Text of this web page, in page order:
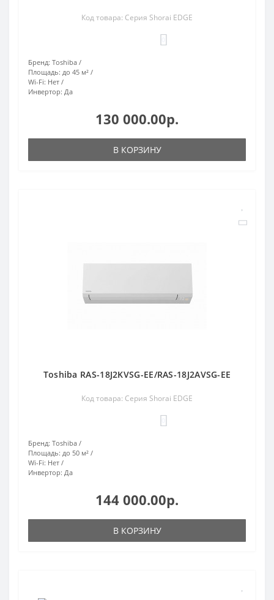
Код товара: Серия Shorai EDGE
Бренд: Toshiba
Площадь: до 45 м²
Wi-Fi: Нет
Инвертор: Да
130 000.00р.
В КОРЗИНУ
Toshiba RAS-18J2KVSG-EE/RAS-18J2AVSG-EE
Код товара: Серия Shorai EDGE
Бренд: Toshiba
Площадь: до 50 м²
Wi-Fi: Нет
Инвертор: Да
144 000.00р.
В КОРЗИНУ